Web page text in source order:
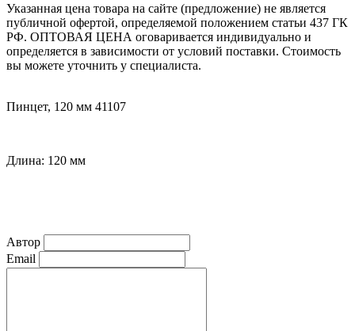
Указанная цена товара на сайте (предложение) не является
публичной офертой, определяемой положением статьи 437 ГК
РФ. ОПТОВАЯ ЦЕНА оговаривается индивидуально и
определяется в зависимости от условий поставки. Стоимость
вы можете уточнить у специалиста.
Пинцет, 120 мм 41107
Длина: 120 мм
Автор
Email